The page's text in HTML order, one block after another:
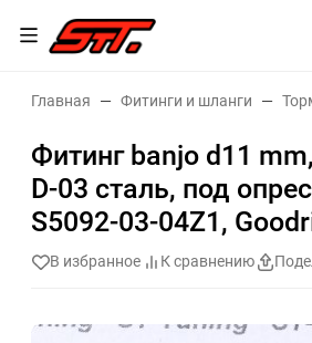
Главная Фитинги и шланги
Фитинг banjo d11
D-03 сталь, под
S5092-03-04Z1,
В избранное К сравнению